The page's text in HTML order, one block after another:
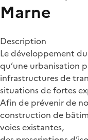
Marne
Description
Le développement
qu’une urbanisation
infrastructures de
situations de fortes
Afin de prévenir de
construction de
voies existantes,